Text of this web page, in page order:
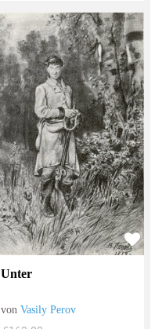
Unter
vonVasily Perov